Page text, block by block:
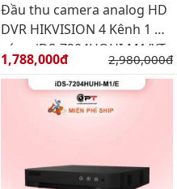
Đầu thu camera analog HD
DVR HIKVISION 4 Kênh 1 Ổ
cứng iDS-7204HQHI-M1/XT
Giá bán:
1,788,000đ Giá gốc:
2,980,000đ